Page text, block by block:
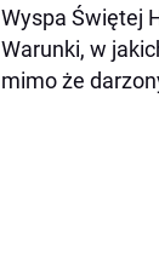
Wyspa Świętej
Warunki, w
mimo że